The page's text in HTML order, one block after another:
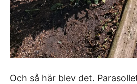
Och så här blev det.